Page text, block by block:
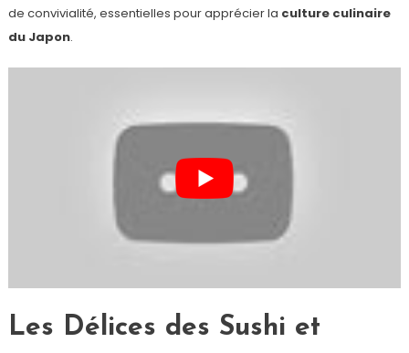
de convivialité, essentielles pour apprécier la culture culinaire
du Japon.
Les Délices des Sushi et